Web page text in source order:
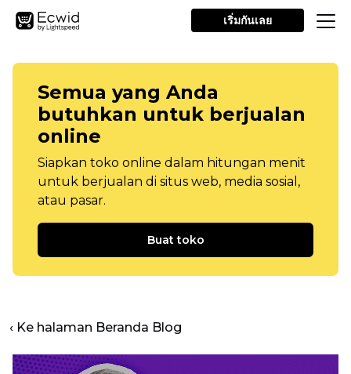
เริ่มกันเลย
Semua yang Anda
butuhkan untuk berjualan
online
Siapkan toko online dalam hitungan menit
untuk berjualan di situs web, media sosial,
atau pasar.
Buat toko
‹ Ke halaman Beranda Blog